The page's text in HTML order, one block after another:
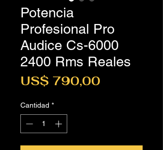
Potencia
Profesional Pro
Audice Cs-6000
2400 Rms Reales
US$ 790,00
Cantidad *